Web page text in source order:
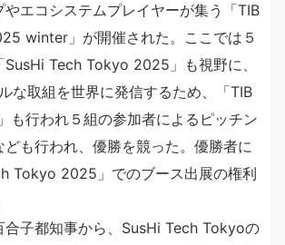
やエコシステムプレイヤーが集う「TIB
winter」が開催された。ここでは５
SusHi Tech Tokyo 2025」も視野に、
な取組を世界に発信するため、「TIB
も行われ５組の参加者によるピッチン
ども行われ、優勝を競った。優勝者に
Tokyo 2025」でのブース出展の権利
合子都知事から、SusHi Tech Tokyoの